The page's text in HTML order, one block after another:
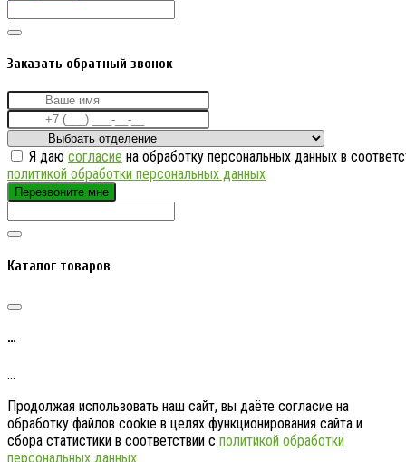
Заказать обратный звонок
Я даю согласие на обработку персональных данных в
политикой обработки персональных данных
Перезвоните мне
Каталог товаров
…
…
Продолжая использовать наш сайт, вы даёте согласие на
обработку файлов cookie в целях функционирования сайта и
сбора статистики в соответствии с политикой обработки
персональных данных